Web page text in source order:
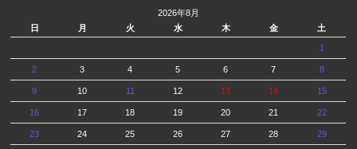
2026年8月
日
月 火 水 木 金 土
1
2 3 4 5 6 7 8
9 10 11 12 13 14 15
16 17 18 19 20 21 22
23 24 25 26 27 28 29